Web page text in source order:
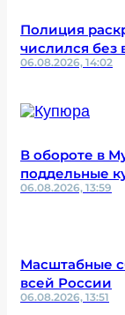
Полиция
числился без
06.08.2026, 14:02
В обороте в
поддельные
06.08.2026, 13:59
Масштабные
всей России
06.08.2026, 13:51